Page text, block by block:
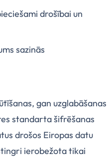
drošībai un
sazinās
gan uzglabāšanas
standarta šifrēšanas
drošos Eiropas datu
ierobežota tikai